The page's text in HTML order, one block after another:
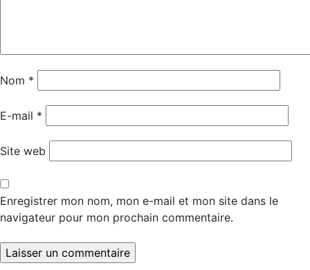
Nom *
E-mail *
Site web
Enregistrer mon nom, mon e-mail et mon site dans le
navigateur pour mon prochain commentaire.